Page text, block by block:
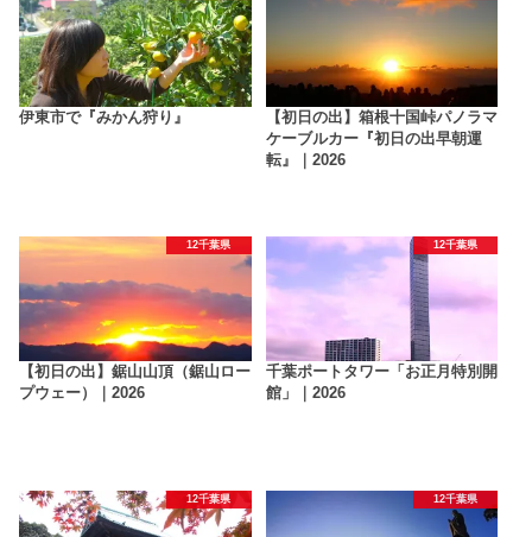
伊東市で『みかん狩り』
【初日の出】箱根十国峠パノラマ
ケーブルカー『初日の出早朝運
転』｜2026
12千葉県
【初日の出】鋸山山頂（鋸山ロー
プウェー）｜2026
12千葉県
千葉ポートタワー「お正月特別開
館」｜2026
12千葉県 12千葉県